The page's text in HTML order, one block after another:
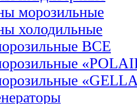
морозильные
холодильные
ВСЕ